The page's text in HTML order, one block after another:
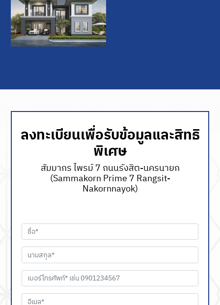
ลงทะเบียนเพื่อรับข้อมูลและสิทธิ
พิเศษ
สัมมากร ไพรม์ 7 ถนนรังสิต-นครนายก
(Sammakorn Prime 7 Rangsit-
Nakornnayok)